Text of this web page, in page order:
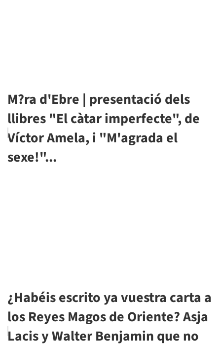
M?ra d'Ebre | presentació dels
llibres "El càtar imperfecte", de
Víctor Amela, i "M'agrada el
sexe!"...
¿Habéis escrito ya vuestra carta a
los Reyes Magos de Oriente? Asja
Lacis y Walter Benjamin que no